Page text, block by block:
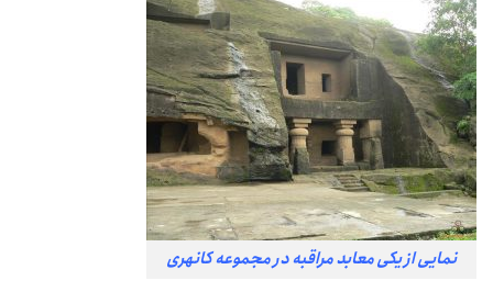
نمایی از یکی معابد مراقبه در مجموعه کانهری